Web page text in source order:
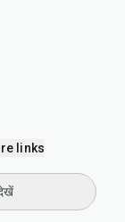
links